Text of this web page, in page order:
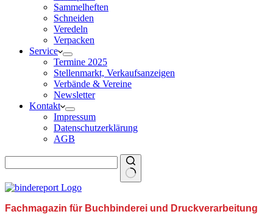
Sammelheften
Schneiden
Veredeln
Verpacken
Service
Termine 2025
Stellenmarkt, Verkaufsanzeigen
Verbände & Vereine
Newsletter
Kontakt
Impressum
Datenschutzerklärung
AGB
Fachmagazin für Buchbinderei und Druckverarbeitung